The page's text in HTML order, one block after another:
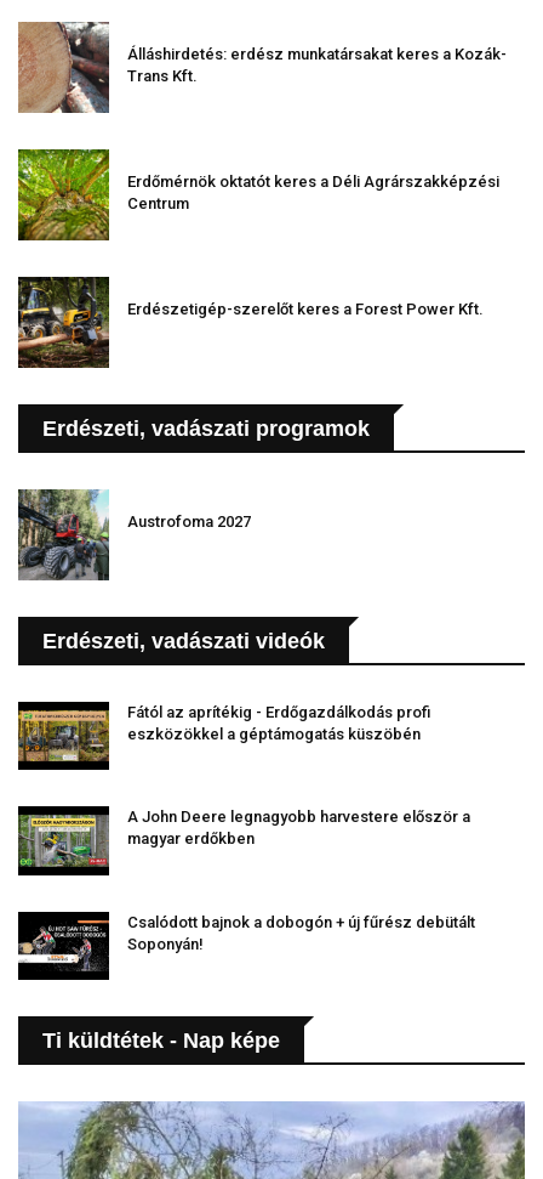
Álláshirdetés: erdész munkatársakat keres a Kozák-
Trans Kft.
Erdőmérnök oktatót keres a Déli Agrárszakképzési
Centrum
Erdészetigép-szerelőt keres a Forest Power Kft.
Erdészeti, vadászati programok
Austrofoma 2027
Erdészeti, vadászati videók
Fától az aprítékig - Erdőgazdálkodás profi
eszközökkel a géptámogatás küszöbén
A John Deere legnagyobb harvestere először a
magyar erdőkben
Csalódott bajnok a dobogón + új fűrész debütált
Soponyán!
Ti küldtétek - Nap képe